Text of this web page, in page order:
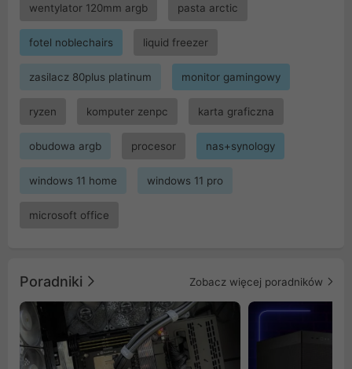
wentylator 120mm argb pasta arctic
fotel noblechairs liquid freezer
zasilacz 80plus platinum monitor gamingowy
ryzen komputer zenpc karta graficzna
obudowa argb procesor nas+synology
windows 11 home windows 11 pro
microsoft office
Poradniki Zobacz więcej poradników